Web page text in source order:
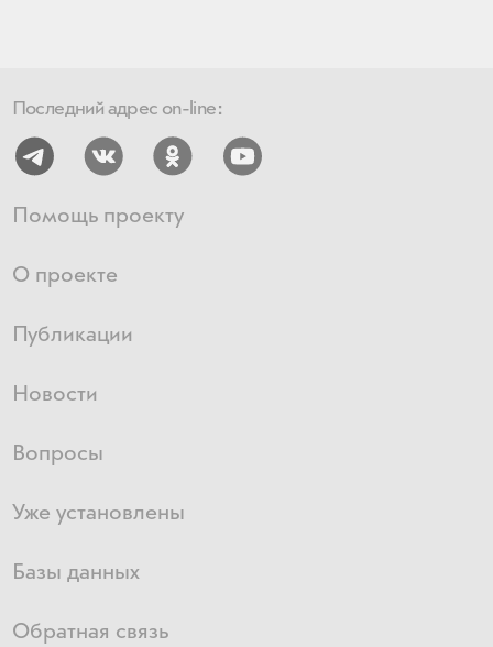
Последний адрес on-line:
Помощь проекту
О проекте
Публикации
Новости
Вопросы
Уже установлены
Базы данных
Обратная связь